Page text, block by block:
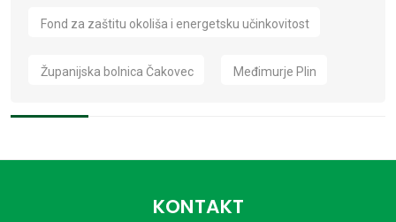
Fond za zaštitu okoliša i energetsku učinkovitost
Županijska bolnica Čakovec Međimurje Plin
KONTAKT